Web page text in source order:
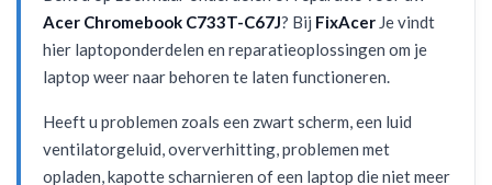
Acer Chromebook C733T-C67J? Bij FixAcer Je vindt
hier laptoponderdelen en reparatieoplossingen om je
laptop weer naar behoren te laten functioneren.
Heeft u problemen zoals een zwart scherm, een luid
ventilatorgeluid, oververhitting, problemen met
opladen, kapotte scharnieren of een laptop die niet meer